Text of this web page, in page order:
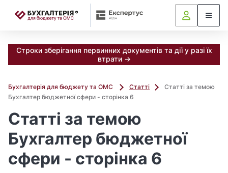
Строки зберігання первинних документів та дії у разі їх
втрати →
Бухгалтерія для бюджету та ОМС Статті
Статті за темою
Бухгалтер бюджетної сфери - сторінка 6
Статті за темою
Бухгалтер бюджетної
сфери - сторінка 6